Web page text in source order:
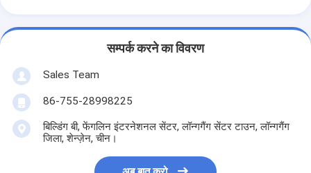
एनआईसीडी रिचार्जेबल बैटरी
एलसीडी बैटरी चार्जर
निक बैटरी पैक
लिथियम आयन बैटरी पैक
सम्पर्क करने का विवरण
Sales Team
86-755-28998225
बिल्डिंग बी, फेंगलिन इंटरनेशनल सेंटर, लॉन्गगैंग सेंटर टाउन, लॉन्गगैंग
जिला, शेन्ज़ेन, चीन।